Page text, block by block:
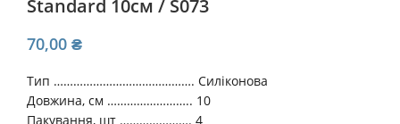
Standard 10см / S073
70,00 ₴
Тип ……………………………………. Силіконова
Довжина, см …………………….. 10
Пакування, шт …………………. 4